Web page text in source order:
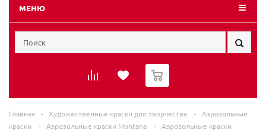
МЕНЮ
0
Главная - Художественные краски для творчества -
Аэрозольные
краски
- Аэрозольные краски Montana -
Аэрозольные краски